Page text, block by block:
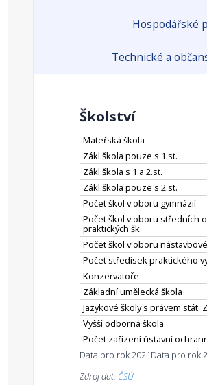
Hospodářské
Technické a
Školství
Mateřská škola
Zákl.škola pouze s 1.st.
Zákl.škola s 1.a 2.st.
Zákl.škola pouze s 2.st.
Počet škol v oboru gymnázií
Počet škol v oboru středních
praktických šk
Počet škol v oboru
Počet středisek praktického
Konzervatoře
Základní umělecká škola
Jazykové školy s právem stát.
Vyšší odborná škola
Počet zařízení ústavní
Data pro rok 2021Data pro rok
Zdroj dat: ČSÚ